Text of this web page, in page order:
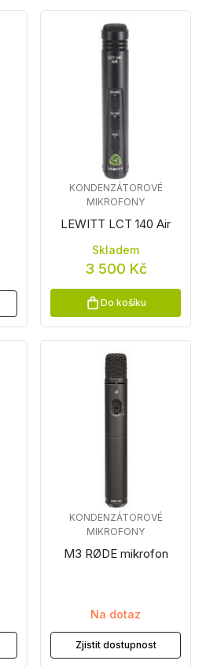
LEWITT LCT 140 Air
KONDENZÁTOROVÉ
MIKROFONY
Skladem
3 500 Kč
Do košíku
M3 RØDE mikrofon
KONDENZÁTOROVÉ
MIKROFONY
Na dotaz
Zjistit dostupnost